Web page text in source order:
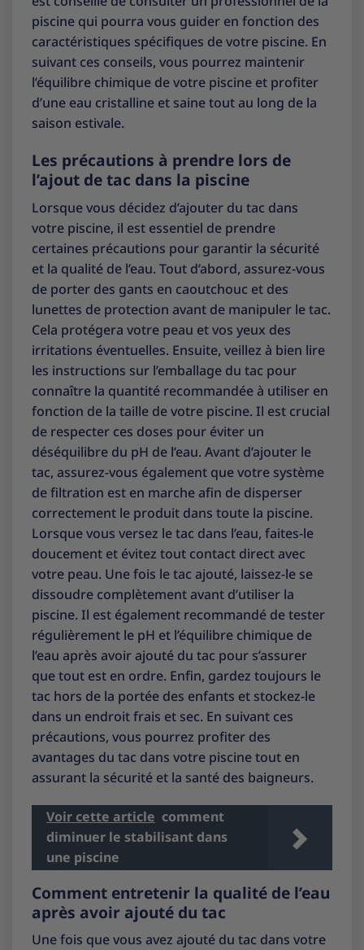
piscine qui pourra vous guider en fonction des
caractéristiques spécifiques de votre piscine. En
suivant ces conseils, vous pourrez maintenir
l’équilibre chimique de votre piscine et profiter
d’une eau cristalline et saine tout au long de la
saison estivale.
Les précautions à prendre lors de
l’ajout de tac dans la piscine
Lorsque vous décidez d’ajouter du tac dans
votre piscine, il est essentiel de prendre
certaines précautions pour garantir la sécurité
et la qualité de l’eau. Tout d’abord, assurez-vous
de porter des gants en caoutchouc et des
lunettes de protection avant de manipuler le tac.
Cela protégera votre peau et vos yeux des
irritations éventuelles. Ensuite, veillez à bien lire
les instructions sur l’emballage du tac pour
connaître la quantité recommandée à utiliser en
fonction de la taille de votre piscine. Il est crucial
de respecter ces doses pour éviter un
déséquilibre du pH de l’eau. Avant d’ajouter le
tac, assurez-vous également que votre système
de filtration est en marche afin de disperser
correctement le produit dans toute la piscine.
Lorsque vous versez le tac dans l’eau, faites-le
doucement et évitez tout contact direct avec
votre peau. Une fois le tac ajouté, laissez-le se
dissoudre complètement avant d’utiliser la
piscine. Il est également recommandé de tester
régulièrement le pH et l’équilibre chimique de
l’eau après avoir ajouté du tac pour s’assurer
que tout est en ordre. Enfin, gardez toujours le
tac hors de la portée des enfants et stockez-le
dans un endroit frais et sec. En suivant ces
précautions, vous pourrez profiter des
avantages du tac dans votre piscine tout en
assurant la sécurité et la santé des baigneurs.
Voir cette article comment
diminuer le stabilisant dans
une piscine
Comment entretenir la qualité de l’eau
après avoir ajouté du tac
Une fois que vous avez ajouté du tac dans votre